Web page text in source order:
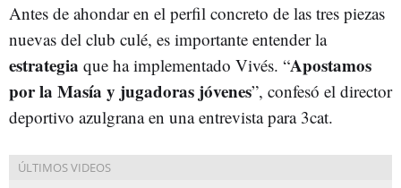
Antes de ahondar en el perfil concreto de las tres piezas
nuevas del club culé, es importante entender la
estrategia que ha implementado Vivés. “Apostamos
por la Masía y jugadoras jóvenes”, confesó el director
deportivo azulgrana en una entrevista para 3cat.